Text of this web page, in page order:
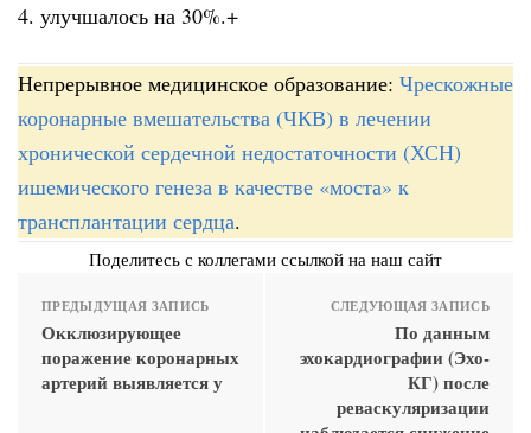
4. улучшалось на 30%.+
Непрерывное медицинское образование: Чрескожные
коронарные вмешательства (ЧКВ) в лечении
хронической сердечной недостаточности (ХСН)
ишемического генеза в качестве «моста» к
трансплантации сердца.
Поделитесь с коллегами ссылкой на наш сайт
ПРЕДЫДУЩАЯ ЗАПИСЬ
Окклюзирующее
поражение коронарных
артерий выявляется у
СЛЕДУЮЩАЯ ЗАПИСЬ
По данным
эхокардиографии (Эхо-
КГ) после
реваскуляризации